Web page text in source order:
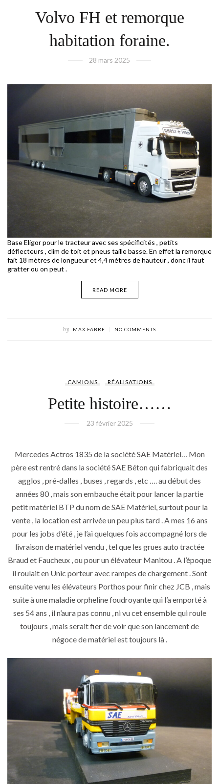
Volvo FH et remorque
habitation foraine.
28 mars 2025
Base Eligor pour le tracteur avec ses spécificités , petits
déflecteurs , clim de toit et pneus taille basse. En effet la remorque
fait 18 mètres de longueur et 4,4 mètres de hauteur , donc il faut
gratter ou on peut .
READ MORE
by MAX FABRE NO COMMENTS
CAMIONS RÉALISATIONS
Petite histoire……
23 février 2025
Mercedes Actros 1835 de la société SAE Matériel… Mon
père est rentré dans la société SAE Béton qui fabriquait des
agglos , pré-dalles , buses , regards , etc …. au début des
années 80 , mais son embauche était pour lancer la partie
petit matériel BTP du nom de SAE Matériel, surtout pour la
vente , la location est arrivée un peu plus tard . A mes 16 ans
pour les jobs d’été , je l’ai quelques fois accompagné lors de
livraison de matériel vendu , tel que les grues auto tractée
Braud et Faucheux , ou pour un élévateur Manitou . A l’époque
il roulait en Unic porteur avec rampes de chargement . Sont
ensuite venu les élévateurs Porthos pour finir chez JCB , mais
suite à une maladie orpheline foudroyante qui l’a emporté à
ses 54 ans , il n’aura pas connu , ni vu cet ensemble qui roule
toujours , mais serait fier de voir que son lancement de
négoce de matériel est toujours là .